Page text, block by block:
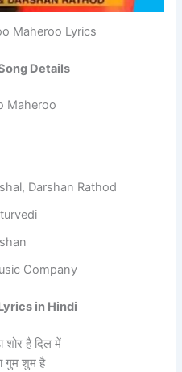
Maheroo Lyrics
Details
Maheroo
Darshan Rathod
Company
in Hindi
शोर है दिल में
गुम शुम है